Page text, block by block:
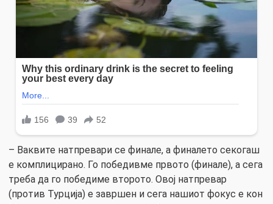
– Ваквите натпревари се финале, а финалето секогаш
е комплицирано. Го победивме првото (финале), а сега
треба да го победиме второто. Овој натпревар
(против Турција) е завршен и сега нашиот фокус е кон